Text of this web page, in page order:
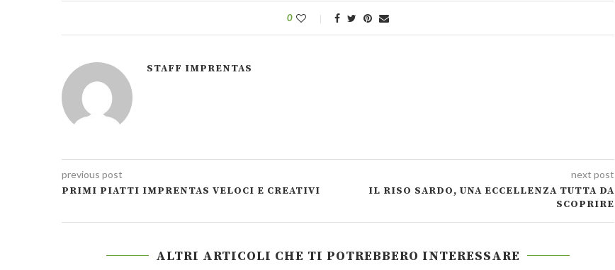
0
STAFF IMPRENTAS
previous post
PRIMI PIATTI IMPRENTAS VELOCI E CREATIVI
next post
IL RISO SARDO, UNA ECCELLENZA TUTTA DA
SCOPRIRE
ALTRI ARTICOLI CHE TI POTREBBERO INTERESSARE